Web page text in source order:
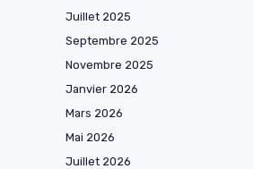
Juillet 2025
Septembre 2025
Novembre 2025
Janvier 2026
Mars 2026
Mai 2026
Juillet 2026